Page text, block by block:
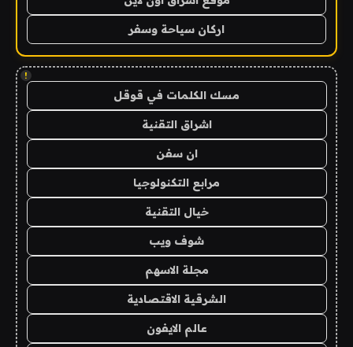
اركان سياحة وسفر
!
مسك الكلمات في قوقل
اشراق التقنية
ان سفن
مرابع التكنولوجيا
خيال التقنية
شوف ويب
مجلة الاسهم
الشرقية الاقتصادية
عالم الايفون